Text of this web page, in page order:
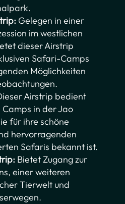
Gelegen in einer
im westlichen
dieser Airstrip
Safari-Camps
Möglichkeiten
Airstrip bedient
in der Jao
für ihre schöne
hervorragenden
Safaris bekannt ist.
Bietet Zugang zur
einer weiteren
Tierwelt und